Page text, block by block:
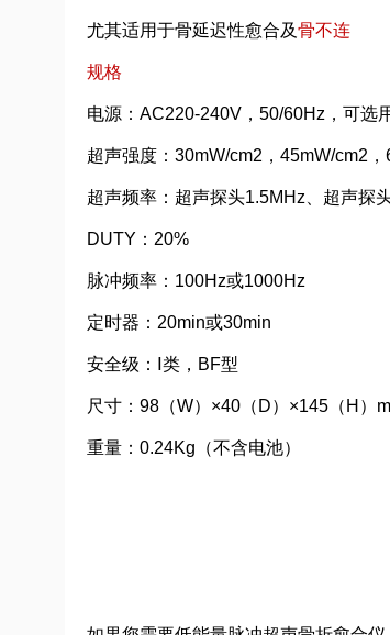
尤其适用于骨延迟性愈合及骨不连
规格
电源：AC220-240V，50/60Hz，可选
超声强度：30mW/cm2，45mW/cm2
超声频率：超声探头1.5MHz、超声探
DUTY：20%
脉冲频率：100Hz或1000Hz
定时器：20min或30min
安全级：Ⅰ类，BF型
尺寸：98（W）×40（D）×145（H）
重量：0.24Kg（不含电池）